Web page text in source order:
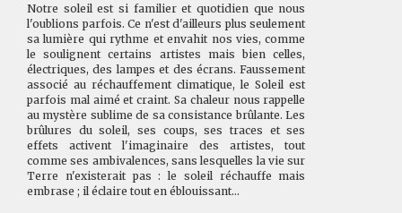
Notre soleil est si familier et quotidien que nous
l'oublions parfois. Ce n'est d'ailleurs plus seulement
sa lumière qui rythme et envahit nos vies, comme
le soulignent certains artistes mais bien celles,
électriques, des lampes et des écrans. Faussement
associé au réchauffement climatique, le Soleil est
parfois mal aimé et craint. Sa chaleur nous rappelle
au mystère sublime de sa consistance brûlante. Les
brûlures du soleil, ses coups, ses traces et ses
effets activent l'imaginaire des artistes, tout
comme ses ambivalences, sans lesquelles la vie sur
Terre n'existerait pas : le soleil réchauffe mais
embrase ; il éclaire tout en éblouissant...